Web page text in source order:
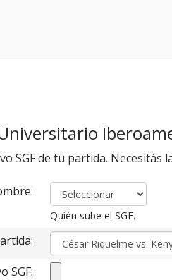
SGF de tu partida.
Quién sube el SGF.
SGF: